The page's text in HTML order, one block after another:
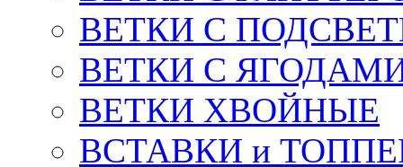
ВЕТКИ С
ВЕТКИ С
ВЕТКИ ХВОЙНЫЕ
ВСТАВКИ и